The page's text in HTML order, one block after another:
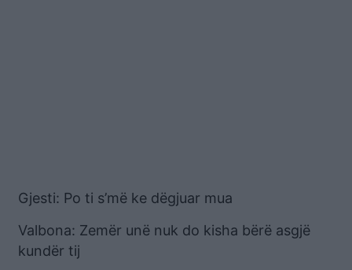
Gjesti: Po ti s’më ke dëgjuar mua
Valbona: Zemër unë nuk do kisha bërë asgjë
kundër tij